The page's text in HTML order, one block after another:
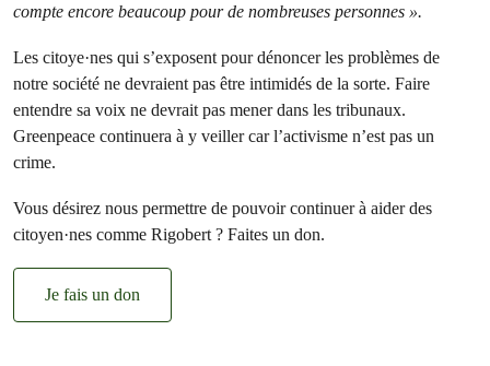
compte encore beaucoup pour de nombreuses personnes ».
Les citoye·nes qui s’exposent pour dénoncer les problèmes de
notre société ne devraient pas être intimidés de la sorte. Faire
entendre sa voix ne devrait pas mener dans les tribunaux.
Greenpeace continuera à y veiller car l’activisme n’est pas un
crime.
Vous désirez nous permettre de pouvoir continuer à aider des
citoyen·nes comme Rigobert ? Faites un don.
Je fais un don